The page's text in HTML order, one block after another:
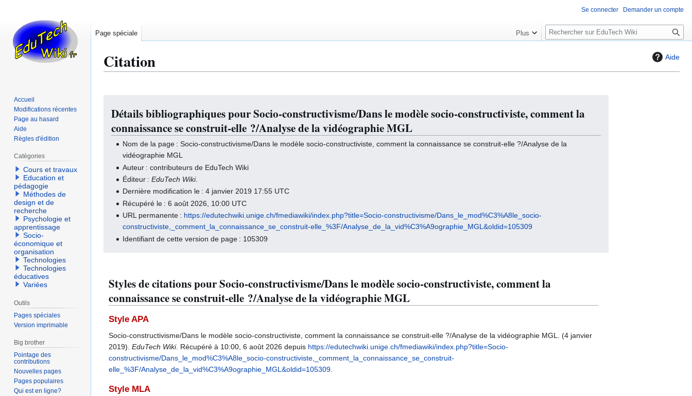
Aide
Citation
navigation
recherche
Détails bibliographiques pour Socio-constructivisme/Dans le modèle socio-constructiviste, comment la
connaissance se construit-elle ?/Analyse de la vidéographie MGL
Nom de la page : Socio-constructivisme/Dans le modèle socio-constructiviste, comment la connaissance se construit-elle ?/Analyse de la
vidéographie MGL
Auteur : contributeurs de EduTech Wiki
Éditeur :EduTech Wiki.
Dernière modification le : 4 janvier 2019 17:55 UTC
Récupéré le : 6 août 2026, 10:00 UTC
URL permanente : https://edutechwiki.unige.ch/fmediawiki/index.php?title=Socio-constructivisme/Dans_le_mod%C3%A8le_socio-
constructiviste,_comment_la_connaissance_se_construit-elle_%3F/Analyse_de_la_vid%C3%A9ographie_MGL&oldid=105309
Identifiant de cette version de page : 105309
Styles de citations pour Socio-constructivisme/Dans le modèle socio-constructiviste, comment la
connaissance se construit-elle ?/Analyse de la vidéographie MGL
Style APA
Socio-constructivisme/Dans le modèle socio-constructiviste, comment la connaissance se construit-elle ?/Analyse de la vidéographie MGL. (4 janvier
2019). EduTech Wiki. Récupéré à 10:00, 6 août 2026 depuis https://edutechwiki.unige.ch/fmediawiki/index.php?title=Socio-
constructivisme/Dans_le_mod%C3%A8le_socio-constructiviste,_comment_la_connaissance_se_construit-
elle_%3F/Analyse_de_la_vid%C3%A9ographie_MGL&oldid=105309
Style MLA
Se connecter Demander un compte
Page spéciale Plus
R
e
e
h
r
Accueil
Modifications récentes
Page au hasard
Aide
Règles d'édition
Catégories
Cours et travaux
Education et
pédagogie
Méthodes de
design et de
recherche
Psychologie et
apprentissage
Socio-
économique et
organisation
Technologies
Technologies
éducatives
Variées
Outils
Pages spéciales
Version imprimable
Big brother
Pointage des
contributions
Nouvelles pages
Pages populaires
Qui est en ligne?